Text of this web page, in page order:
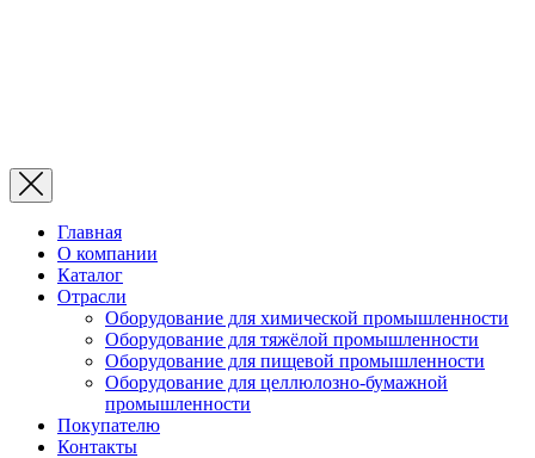
Главная
О компании
Каталог
Отрасли
Оборудование для химической промышленности
Оборудование для тяжёлой промышленности
Оборудование для пищевой промышленности
Оборудование для целлюлозно-бумажной
промышленности
Покупателю
Контакты